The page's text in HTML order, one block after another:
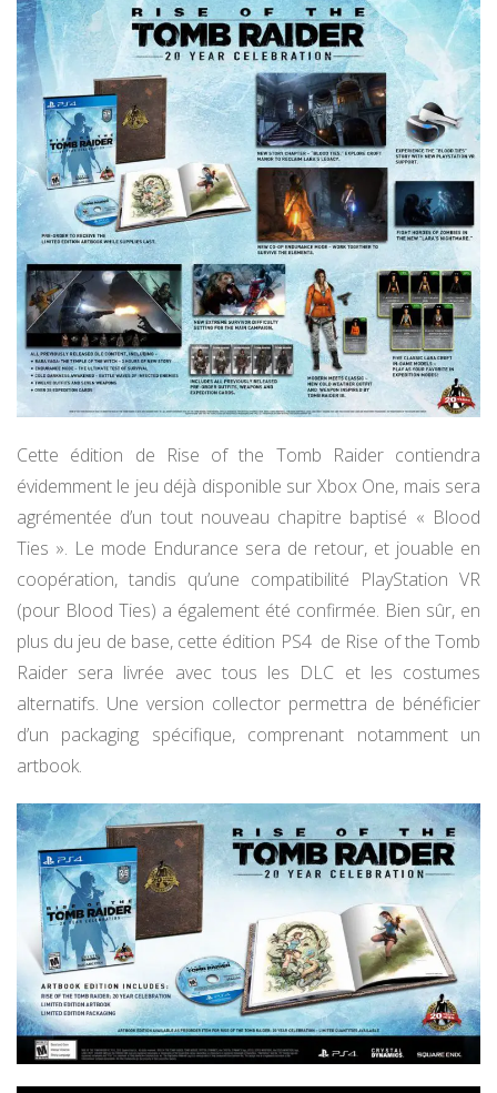
Cette édition de Rise of the Tomb Raider contiendra
évidemment le jeu déjà disponible sur Xbox One, mais sera
agrémentée d’un tout nouveau chapitre baptisé « Blood
Ties ». Le mode Endurance sera de retour, et jouable en
coopération, tandis qu’une compatibilité PlayStation VR
(pour Blood Ties) a également été confirmée. Bien sûr, en
plus du jeu de base, cette édition PS4 de Rise of the Tomb
Raider sera livrée avec tous les DLC et les costumes
alternatifs. Une version collector permettra de bénéficier
d’un packaging spécifique, comprenant notamment un
artbook.